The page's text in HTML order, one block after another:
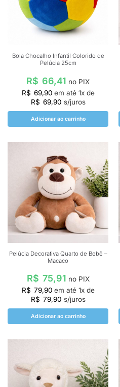
Bola Chocalho Infantil Colorido de
Pelúcia 25cm
R$ 66,41 no PIX
R$ 69,90 em até 1x de
R$ 69,90 s/juros
Adicionar ao carrinho
Pelúcia Decorativa Quarto de Bebê –
Macaco
R$ 75,91 no PIX
R$ 79,90 em até 1x de
R$ 79,90 s/juros
Adicionar ao carrinho